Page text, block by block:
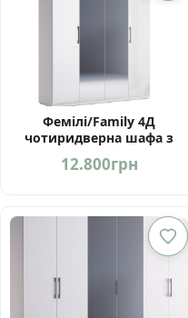
Фемілі/Family 4Д
чотиридверна шафа з
дзеркалами від фабрики
МироМарк Україна
12.800грн